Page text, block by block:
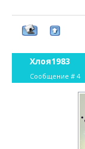
Хлоя1983
Сообщение # 4